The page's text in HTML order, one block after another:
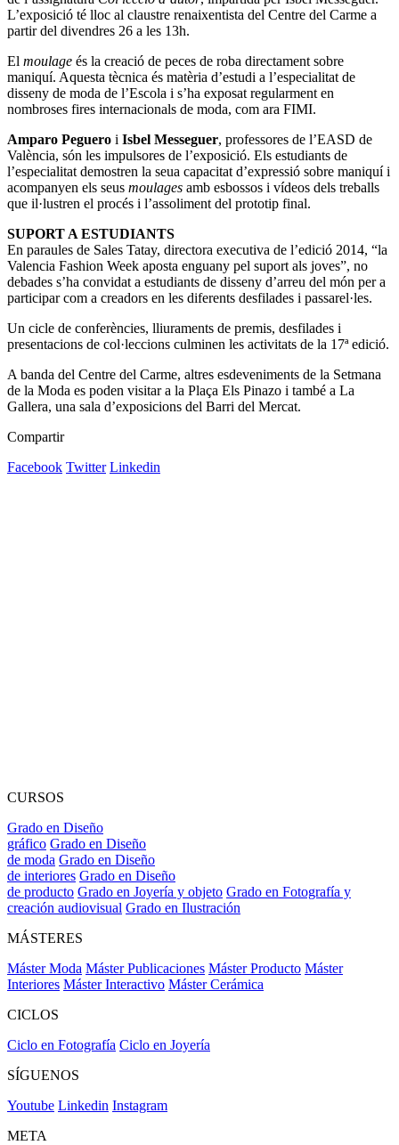
L’exposició té lloc al claustre renaixentista del Centre del Carme a
partir del divendres 26 a les 13h.
El moulage és la creació de peces de roba directament sobre
maniquí. Aquesta tècnica és matèria d’estudi a l’especialitat de
disseny de moda de l’Escola i s’ha exposat regularment en
nombroses fires internacionals de moda, com ara FIMI.
Amparo Peguero i Isbel Messeguer, professores de l’EASD de
València, són les impulsores de l’exposició. Els estudiants de
l’especialitat demostren la seua capacitat d’expressió sobre maniquí i
acompanyen els seus moulages amb esbossos i vídeos dels treballs
que il·lustren el procés i l’assoliment del prototip final.
SUPORT A ESTUDIANTS
En paraules de Sales Tatay, directora executiva de l’edició 2014, “la
Valencia Fashion Week aposta enguany pel suport als joves”, no
debades s’ha convidat a estudiants de disseny d’arreu del món per a
participar com a creadors en les diferents desfilades i passarel·les.
Un cicle de conferències, lliuraments de premis, desfilades i
presentacions de col·leccions culminen les activitats de la 17ª edició.
A banda del Centre del Carme, altres esdeveniments de la Setmana
de la Moda es poden visitar a la Plaça Els Pinazo i també a La
Gallera, una sala d’exposicions del Barri del Mercat.
Compartir
Facebook Twitter Linkedin
CURSOS
Grado en Diseño
gráfico Grado en Diseño
de moda Grado en Diseño
de interiores Grado en Diseño
de producto Grado en Joyería y objeto Grado en Fotografía y
creación audiovisual Grado en Ilustración
MÁSTERES
Máster Moda Máster Publicaciones Máster Producto Máster
Interiores Máster Interactivo Máster Cerámica
CICLOS
Ciclo en Fotografía Ciclo en Joyería
SÍGUENOS
Youtube Linkedin Instagram
META